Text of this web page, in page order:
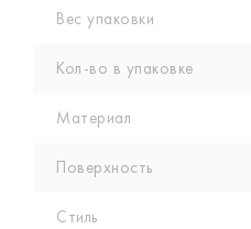
Вес упаковки
Кол-вo в упаковке
Материал
Поверхность
Стиль